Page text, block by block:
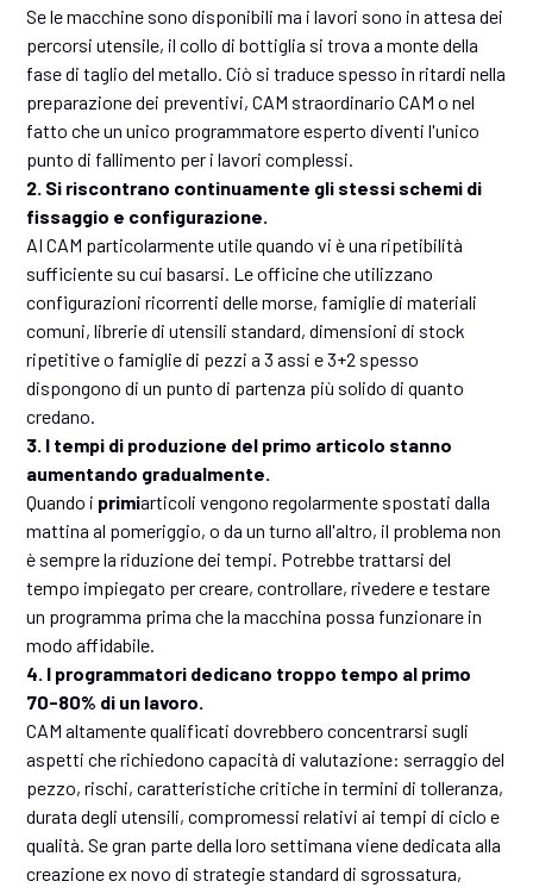
Se le macchine sono disponibili ma i lavori sono in attesa dei
percorsi utensile, il collo di bottiglia si trova a monte della
fase di taglio del metallo. Ciò si traduce spesso in ritardi nella
preparazione dei preventivi, CAM straordinario CAM o nel
fatto che un unico programmatore esperto diventi l'unico
punto di fallimento per i lavori complessi.
2. Si riscontrano continuamente gli stessi schemi di
fissaggio e configurazione.
AI CAM particolarmente utile quando vi è una ripetibilità
sufficiente su cui basarsi. Le officine che utilizzano
configurazioni ricorrenti delle morse, famiglie di materiali
comuni, librerie di utensili standard, dimensioni di stock
ripetitive o famiglie di pezzi a 3 assi e 3+2 spesso
dispongono di un punto di partenza più solido di quanto
credano.
3. I tempi di produzione del primo articolo stanno
aumentando gradualmente.
Quando i primiarticoli vengono regolarmente spostati dalla
mattina al pomeriggio, o da un turno all'altro, il problema non
è sempre la riduzione dei tempi. Potrebbe trattarsi del
tempo impiegato per creare, controllare, rivedere e testare
un programma prima che la macchina possa funzionare in
modo affidabile.
4. I programmatori dedicano troppo tempo al primo
70-80% di un lavoro.
CAM altamente qualificati dovrebbero concentrarsi sugli
aspetti che richiedono capacità di valutazione: serraggio del
pezzo, rischi, caratteristiche critiche in termini di tolleranza,
durata degli utensili, compromessi relativi ai tempi di ciclo e
qualità. Se gran parte della loro settimana viene dedicata alla
creazione ex novo di strategie standard di sgrossatura,